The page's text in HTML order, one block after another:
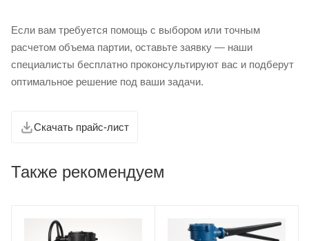
Если вам требуется помощь с выбором или точным
расчетом объема партии, оставьте заявку — наши
специалисты бесплатно проконсультируют вас и подберут
оптимальное решение под ваши задачи.
Скачать прайс-лист
Также рекомендуем